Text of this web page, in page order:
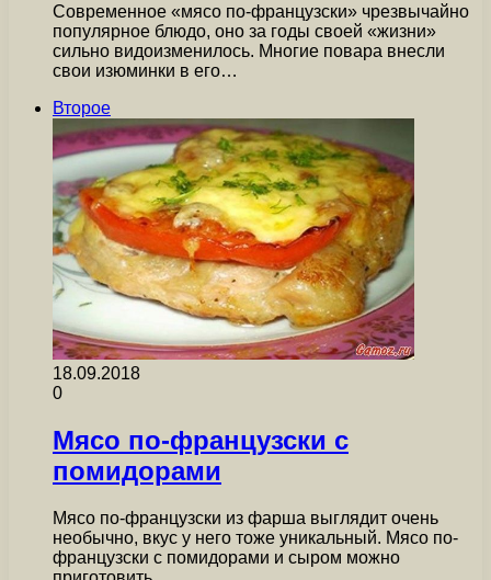
Современное «мясо по-французски» чрезвычайно
популярное блюдо, оно за годы своей «жизни»
сильно видоизменилось. Многие повара внесли
свои изюминки в его…
Второе
18.09.2018
0
Мясо по-французски с
помидорами
Мясо по-французски из фарша выглядит очень
необычно, вкус у него тоже уникальный. Мясо по-
французски с помидорами и сыром можно